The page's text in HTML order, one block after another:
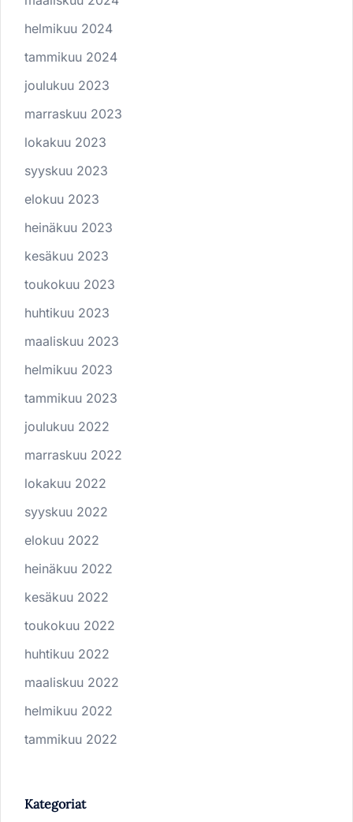
helmikuu 2024
tammikuu 2024
joulukuu 2023
marraskuu 2023
lokakuu 2023
syyskuu 2023
elokuu 2023
heinäkuu 2023
kesäkuu 2023
toukokuu 2023
huhtikuu 2023
maaliskuu 2023
helmikuu 2023
tammikuu 2023
joulukuu 2022
marraskuu 2022
lokakuu 2022
syyskuu 2022
elokuu 2022
heinäkuu 2022
kesäkuu 2022
toukokuu 2022
huhtikuu 2022
maaliskuu 2022
helmikuu 2022
tammikuu 2022
Kategoriat